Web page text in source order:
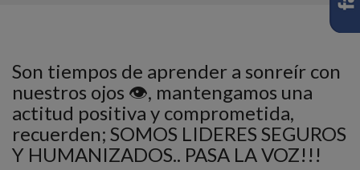
Son tiempos de aprender a sonreír con
nuestros ojos 👁️, mantengamos una
actitud positiva y comprometida,
recuerden; SOMOS LIDERES SEGUROS
Y HUMANIZADOS.. PASA LA VOZ!!!